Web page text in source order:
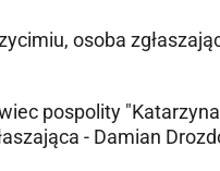
osoba
pospolity
- Damian